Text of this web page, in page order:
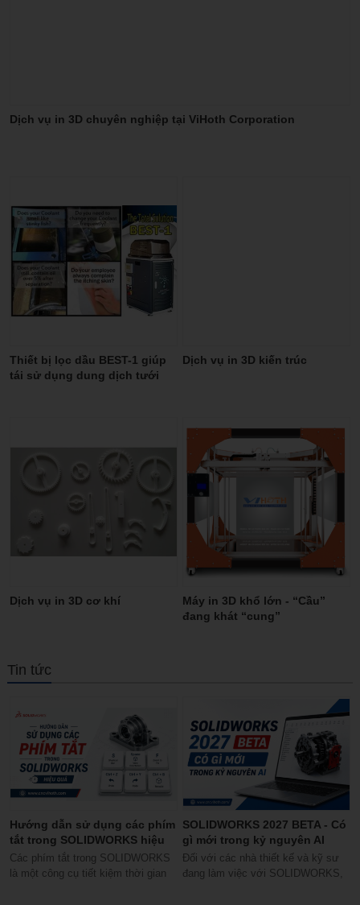
Dịch vụ in 3D chuyên nghiệp tại ViHoth Corporation
Thiết bị lọc dầu BEST-1 giúp
tái sử dụng dung dịch tưới
Dịch vụ in 3D kiến trúc
Dịch vụ in 3D cơ khí
Máy in 3D khổ lớn - “Cầu”
đang khát “cung”
Tin tức
Hướng dẫn sử dụng các phím
tắt trong SOLIDWORKS hiệu
quả
Các phím tắt trong SOLIDWORKS
là một công cụ tiết kiệm thời gian
SOLIDWORKS 2027 BETA - Có
gì mới trong kỷ nguyên AI
Đối với các nhà thiết kế và kỹ sư
đang làm việc với SOLIDWORKS,